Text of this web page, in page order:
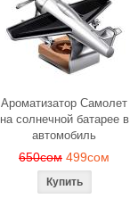
Ароматизатор Самолет
на солнечной батарее в
автомобиль
650сом 499сом